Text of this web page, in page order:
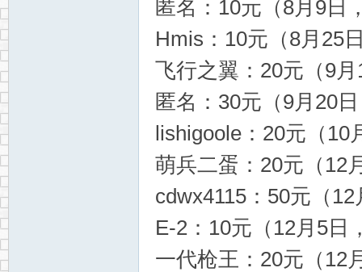
匿名：10元（8月9日
Hmis：10元（8月25
飞行之翼：20元（9
匿名：30元（9月20
lishigoole：20元（10
萌兵二蛋：20元（12
cdwx4115：50元（
E-2：10元（12月5日
一代枪王：20元（12